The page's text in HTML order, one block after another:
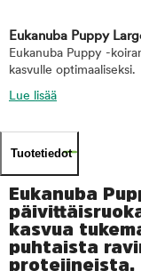
Eukanuba Puppy
Eukanuba Puppy -
kasvulle optimaaliseksi.
Lue lisää
Tuotetiedot
Eukanuba
kasvua
puhtaista
proteiineista.